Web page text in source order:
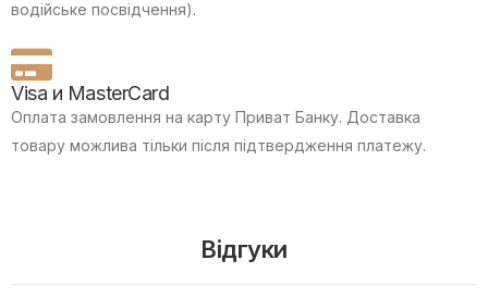
водійське посвідчення).
Visa и MasterCard
Оплата замовлення на карту Приват Банку. Доставка
товару можлива тільки після підтвердження платежу.
Відгуки